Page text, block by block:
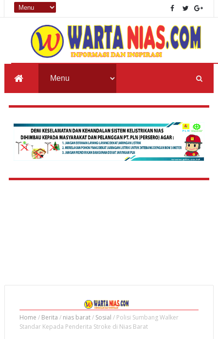
Home / Berita / nias barat/ Sosial / Polisi Sumbang Walker
Standar Kepada Penderita Stroke di Nias Barat